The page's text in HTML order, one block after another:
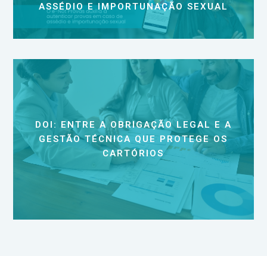
ASSÉDIO E IMPORTUNAÇÃO SEXUAL
DOI: ENTRE A OBRIGAÇÃO LEGAL E A
GESTÃO TÉCNICA QUE PROTEGE OS
CARTÓRIOS